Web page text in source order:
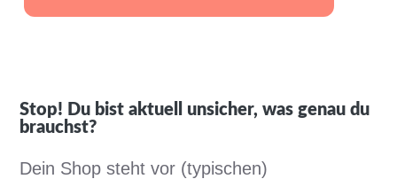
Stop! Du bist aktuell unsicher, was genau du
brauchst?
Dein Shop steht vor (typischen)